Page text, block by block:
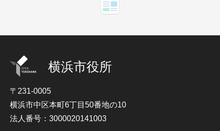
横浜市役所
〒231-0005
横浜市中区本町6丁目50番地の10
法人番号：3000020141003